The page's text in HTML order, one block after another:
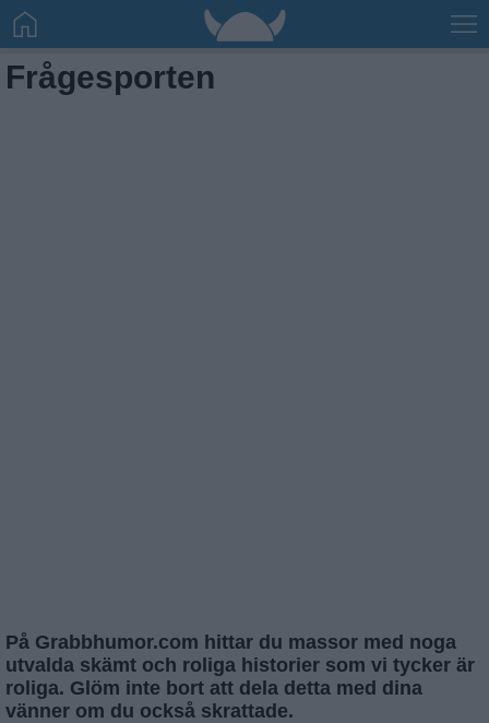
Frågesporten
På Grabbhumor.com hittar du massor med noga
utvalda skämt och roliga historier som vi tycker är
roliga. Glöm inte bort att dela detta med dina
vänner om du också skrattade.